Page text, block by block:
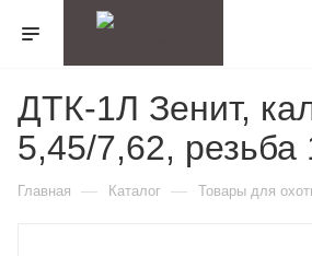
ДТК-1Л Зенит,
5,45/7,62, резьба
Главная — Каталог — Товары для